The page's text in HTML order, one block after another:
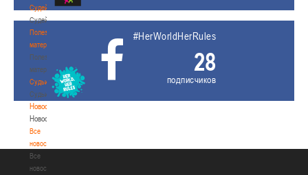
Судейство
Судейство
Полезные
материалы
Полезные
материалы
Судьи
Судьи
Новости
Новости
Все
новости
Все
новости
#HerWorldHerRules
28
подписчиков